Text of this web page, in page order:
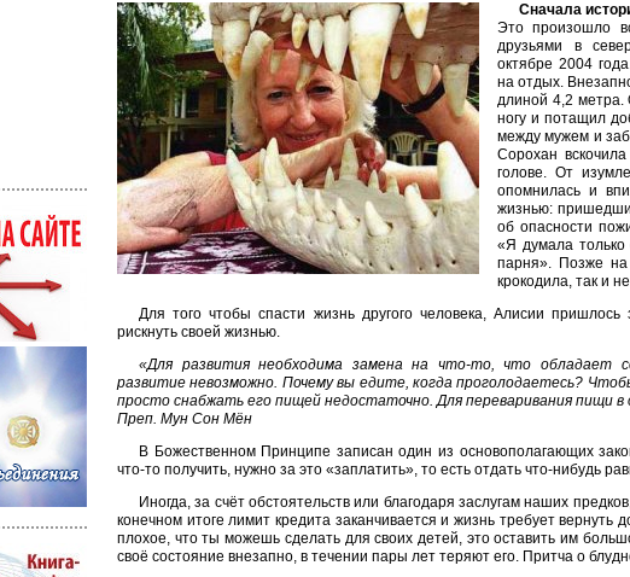
Сначала
Это произошло
друзьями в
октябре 2004
на отдых.
длиной 4,2 метра.
ногу и потащил
между мужем и
Сорохан
голове. От
опомнилась и
жизнью:
об опасности
«Я думала только
парня». Позже
крокодила, так и
Для того чтобы спасти жизнь другого человека, Алисии
рискнуть своей жизнью.
«Для развития необходима замена на что-то, что обладает
развитие невозможно. Почему вы едите, когда проголодаетесь?
просто снабжать его пищей недостаточно. Для переваривания пищи
Преп. Мун Сон Мён
В Божественном Принципе записан один из основополагающих
что-то получить, нужно за это «заплатить», то есть отдать что-нибудь
Иногда, за счёт обстоятельств или благодаря заслугам наших
конечном итоге лимит кредита заканчивается и жизнь требует вернуть
плохое, что ты можешь сделать для своих детей, это оставить им
своё состояние внезапно, в течении пары лет теряют его. Притча о